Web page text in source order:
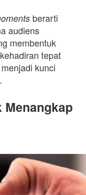
berarti
audiens
membentuk
tepat
kunci